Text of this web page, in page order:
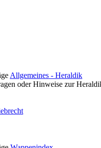
Allgemeines - Heraldik
oder Hinweise zur